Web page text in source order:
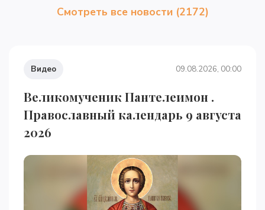
Смотреть все новости (2172)
Видео 09.08.2026, 00:00
Великомученик Пантелеимон .
Православный календарь 9 августа
2026